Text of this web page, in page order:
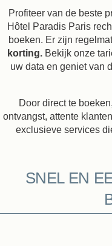
Profiteer van de beste
Hôtel Paradis Paris
boeken. Er zijn
korting. Bekijk onze
uw data en geniet van
Door direct te
ontvangst, attente
exclusieve services
SNEL EN